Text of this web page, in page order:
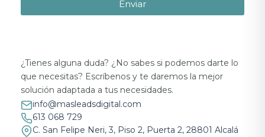
Enviar
¿Tienes alguna duda? ¿No sabes si podemos darte lo
que necesitas? Escríbenos y te daremos la mejor
solución adaptada a tus necesidades.
info@masleadsdigital.com
613 068 729
C. San Felipe Neri, 3, Piso 2, Puerta 2, 28801 Alcalá